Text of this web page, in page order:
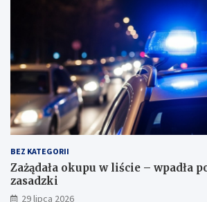
BEZ KATEGORII
Zażądała okupu w liście – wpadła
zasadzki
29 lipca 2026